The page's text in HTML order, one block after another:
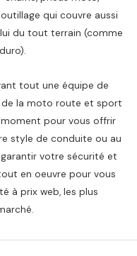
qui couvre aussi
du tout terrain (comme
tout une équipe de
de la moto route et sport
pour vous offrir
style de conduite ou au
votre sécurité et
en oeuvre pour vous
à prix web, les plus